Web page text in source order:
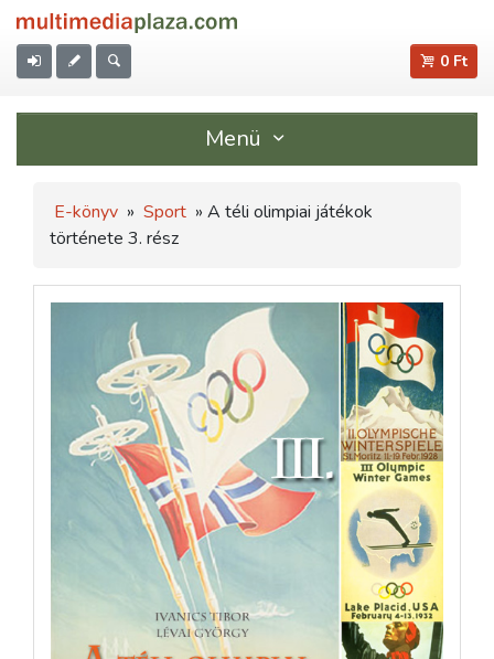
0 Ft
Menü
E-könyv » Sport » A téli olimpiai játékok
története 3. rész